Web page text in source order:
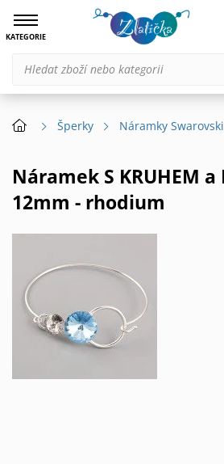
KATEGORIE
Šperky Náramky Swarovski
Náramek S KRUHEM a RIVOLI 18 a
12mm - rhodium